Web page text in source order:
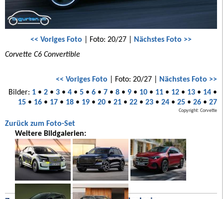
<< Voriges Foto | Foto: 20/27 | Nächstes Foto >>
Corvette C6 Convertible
<< Voriges Foto | Foto: 20/27 | Nächstes Foto >>
Bilder: 1• 2• 3• 4• 5• 6• 7• 8• 9• 10• 11• 12• 13• 14•
15• 16• 17• 18• 19• 20• 21• 22• 23• 24• 25• 26• 27
Copyright: Corvette
Zurück zum Foto-Set
Weitere Bildgalerien: